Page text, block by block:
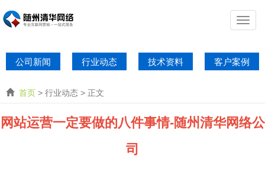
公司新闻 行业动态 技术资料 客户案例
首页 > 行业动态 > 正文
网站运营一定要做的八件事情-随州清华网络公
司